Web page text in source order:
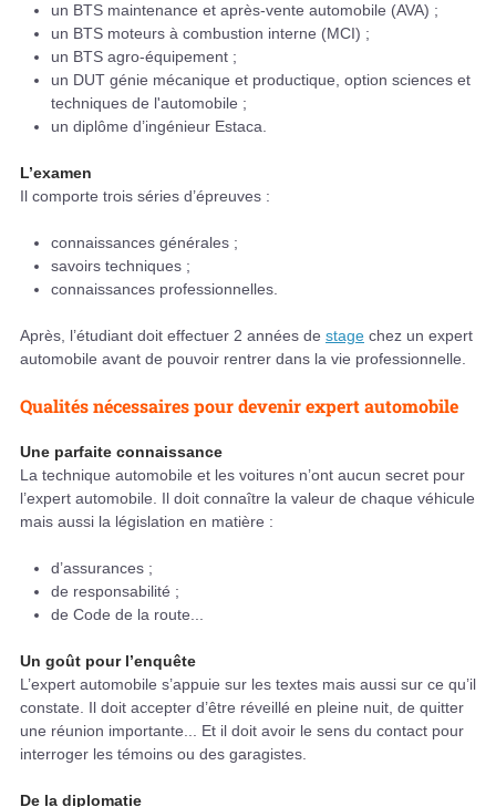
un BTS maintenance et après-vente automobile (AVA) ;
un BTS moteurs à combustion interne (MCI) ;
un BTS agro-équipement ;
un DUT génie mécanique et productique, option sciences et
techniques de l'automobile ;
un diplôme d’ingénieur Estaca.
L’examen
Il comporte trois séries d’épreuves :
connaissances générales ;
savoirs techniques ;
connaissances professionnelles.
Après, l’étudiant doit effectuer 2 années de stage chez un expert
automobile avant de pouvoir rentrer dans la vie professionnelle.
Qualités nécessaires pour devenir expert automobile
Une parfaite connaissance
La technique automobile et les voitures n’ont aucun secret pour
l’expert automobile. Il doit connaître la valeur de chaque véhicule
mais aussi la législation en matière :
d’assurances ;
de responsabilité ;
de Code de la route...
Un goût pour l’enquête
L’expert automobile s’appuie sur les textes mais aussi sur ce qu’il
constate. Il doit accepter d’être réveillé en pleine nuit, de quitter
une réunion importante... Et il doit avoir le sens du contact pour
interroger les témoins ou des garagistes.
De la diplomatie